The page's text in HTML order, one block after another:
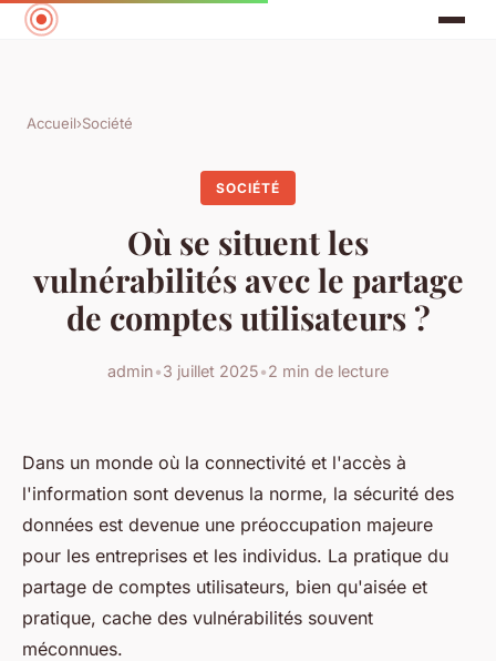
Accueil›Société
SOCIÉTÉ
Où se situent les
vulnérabilités avec le partage
de comptes utilisateurs ?
admin•3 juillet 2025•2 min de lecture
Dans un monde où la connectivité et l'accès à
l'information sont devenus la norme, la sécurité des
données est devenue une préoccupation majeure
pour les entreprises et les individus. La pratique du
partage de comptes utilisateurs, bien qu'aisée et
pratique, cache des vulnérabilités souvent
méconnues.